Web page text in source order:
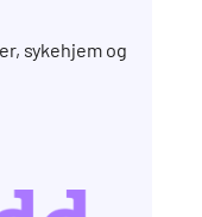
sykehjem og